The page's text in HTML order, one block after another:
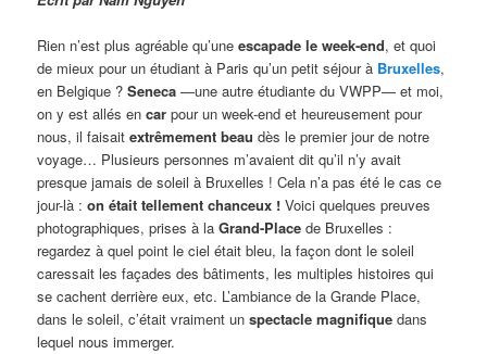
Rien n’est plus agréable qu’uneescapade le week-end, et quoi
de mieux pour un étudiant à Paris qu’un petit séjour à Bruxelles,
en Belgique ?Seneca —une autre étudiante du VWPP— et moi,
on y est allés encar pour un week-end et heureusement pour
nous, il faisaitextrêmement beau dès le premier jour de notre
voyage… Plusieurs personnes m’avaient dit qu’il n’y avait
presque jamais de soleil à Bruxelles ! Cela n’a pas été le cas ce
jour-là :on était tellement chanceux ! Voici quelques preuves
photographiques, prises à laGrand-Place de Bruxelles :
regardez à quel point le ciel était bleu, la façon dont le soleil
caressait les façades des bâtiments, les multiples histoires qui
se cachent derrière eux, etc. L’ambiance de la Grande Place,
dans le soleil, c’était vraiment unspectacle magnifique dans
lequel nous immerger.